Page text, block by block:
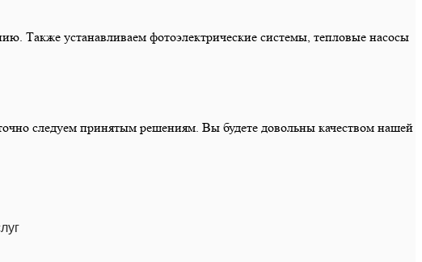
Также устанавливаем фотоэлектрические системы, тепловые насосы
следуем принятым решениям. Вы будете довольны качеством нашей